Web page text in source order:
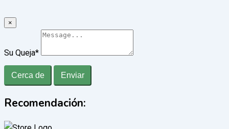
×
Su Queja*
Cerca de Enviar
Recomendación: